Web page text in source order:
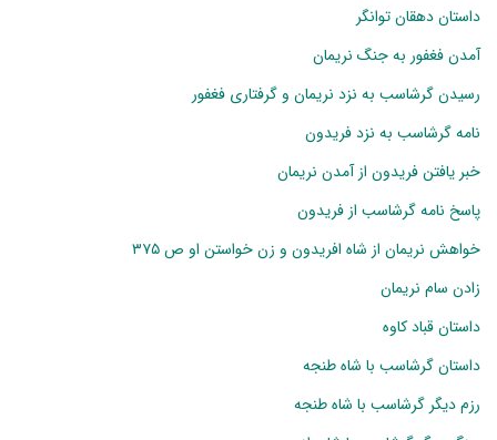
داستان دهقان توانگر
آمدن فغفور به جنگ نریمان
رسیدن گرشاسب به نزد نریمان و گرفتاری فغفور
نامه گرشاسب به نزد فریدون
خبر یافتن فریدون از آمدن نریمان
پاسخ نامه گرشاسب از فریدون
خواهش نریمان از شاه افریدون و زن خواستن او ص ۳۷۵
زادن سام نریمان
داستان قباد کاوه
داستان گرشاسب با شاه طنجه
رزم دیگر گرشاسب با شاه طنجه